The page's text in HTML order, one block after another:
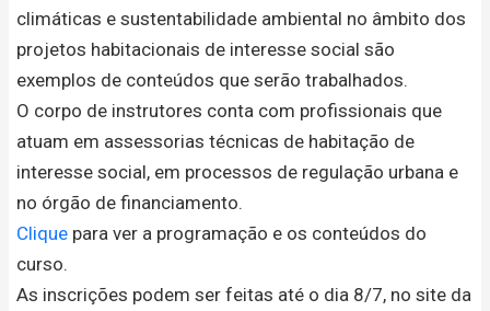
climáticas e sustentabilidade ambiental no âmbito dos
projetos habitacionais de interesse social são
exemplos de conteúdos que serão trabalhados.
O corpo de instrutores conta com profissionais que
atuam em assessorias técnicas de habitação de
interesse social, em processos de regulação urbana e
no órgão de financiamento.
Clique para ver a programação e os conteúdos do
curso.
As inscrições podem ser feitas até o dia 8/7, no site da